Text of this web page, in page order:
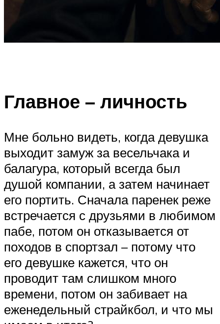
Главное – личность
Мне больно видеть, когда девушка
выходит замуж за весельчака и
балагура, который всегда был
душой компании, а затем начинает
его портить. Сначала паренек реже
встречается с друзьями в любимом
пабе, потом он отказывается от
походов в спортзал – потому что
его девушке кажется, что он
проводит там слишком много
времени, потом он забивает на
еженедельный страйкбол, и что мы